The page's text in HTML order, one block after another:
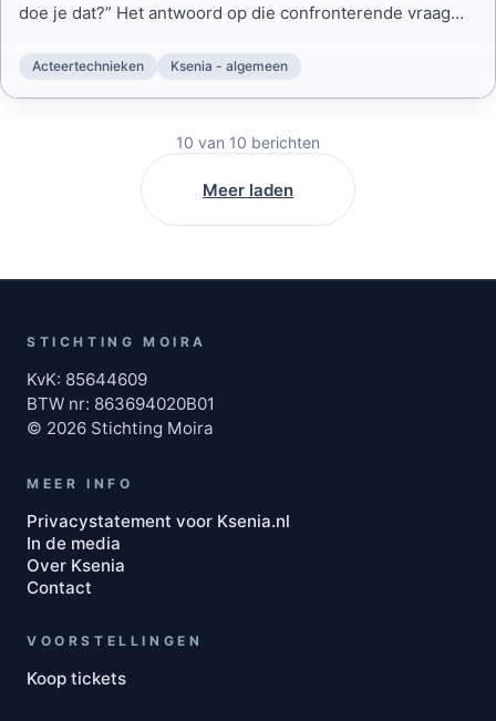
doe je dat?” Het antwoord op die confronterende vraag
Acteertechnieken Ksenia - algemeen
10 van 10 berichten
Meer laden
STICHTING MOIRA
KvK: 85644609
BTW nr: 863694020B01
© 2026 Stichting Moira
MEER INFO
Privacystatement voor Ksenia.nl
In de media
Over Ksenia
Contact
VOORSTELLINGEN
Koop tickets